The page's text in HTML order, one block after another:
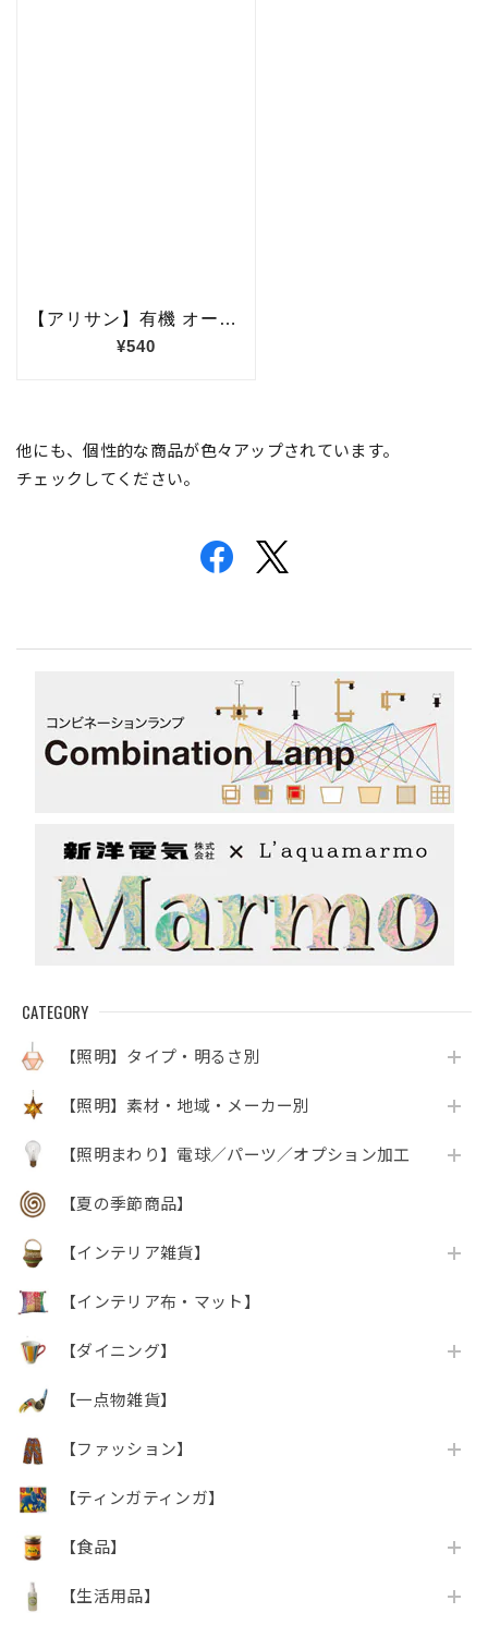
CATEGORY
【照明】タイプ・明るさ別
【照明】素材・地域・メーカー別
【照明まわり】電球／パーツ／オプション加工
【夏の季節商品】
【インテリア雑貨】
【インテリア布・マット】
【ダイニング】
【一点物雑貨】
【ファッション】
【ティンガティンガ】
【食品】
【生活用品】
他にも、個性的な商品が色々アップされています。
チェックしてください。